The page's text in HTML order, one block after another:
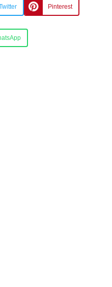
Pinterest